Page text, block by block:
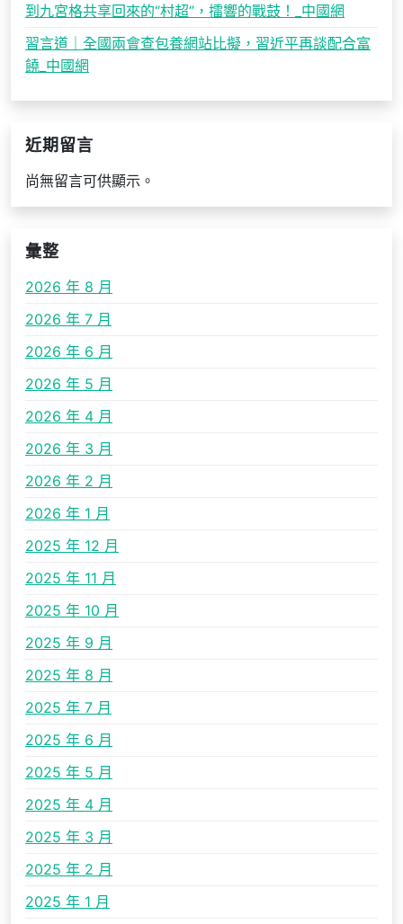
到九宮格共享回來的“村超”，擂響的戰鼓！_中國網
習言道｜全國兩會查包養網站比擬，習近平再談配合富
饒_中國網
近期留言
尚無留言可供顯示。
彙整
2026 年 8 月
2026 年 7 月
2026 年 6 月
2026 年 5 月
2026 年 4 月
2026 年 3 月
2026 年 2 月
2026 年 1 月
2025 年 12 月
2025 年 11 月
2025 年 10 月
2025 年 9 月
2025 年 8 月
2025 年 7 月
2025 年 6 月
2025 年 5 月
2025 年 4 月
2025 年 3 月
2025 年 2 月
2025 年 1 月